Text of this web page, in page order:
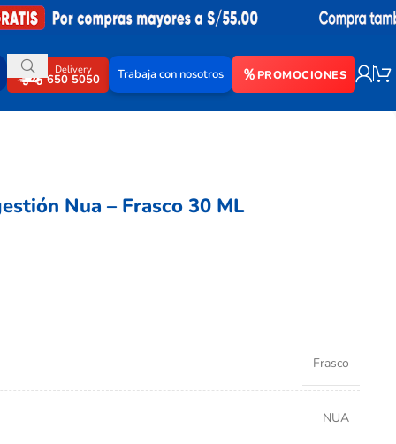
Delivery
650 5050 Trabaja con nosotros PROMOCIONES
Nua – Frasco 30 ML
Frasco
NUA